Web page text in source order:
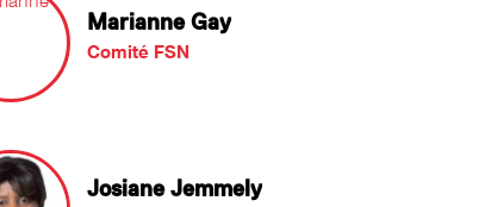
Marianne Gay
Comité FSN
Josiane Jemmely